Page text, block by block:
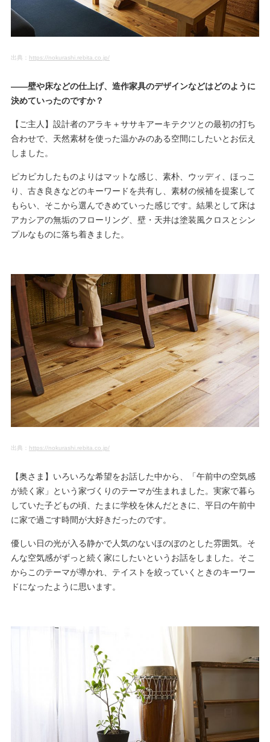
出典： https://nokurashi.rebita.co.jp/
――壁や床などの仕上げ、造作家具のデザインなどはどのように
決めていったのですか？
【ご主人】設計者のアラキ＋ササキアーキテクツとの最初の打ち
合わせで、天然素材を使った温かみのある空間にしたいとお伝え
しました。
ピカピカしたものよりはマットな感じ、素朴、ウッディ、ほっこ
り、古き良きなどのキーワードを共有し、素材の候補を提案して
もらい、そこから選んできめていった感じです。結果として床は
アカシアの無垢のフローリング、壁・天井は塗装風クロスとシン
プルなものに落ち着きました。
出典： https://nokurashi.rebita.co.jp/
【奥さま】いろいろな希望をお話した中から、「午前中の空気感
が続く家」という家づくりのテーマが生まれました。実家で暮ら
していた子どもの頃、たまに学校を休んだときに、平日の午前中
に家で過ごす時間が大好きだったのです。
優しい日の光が入る静かで人気のないほのぼのとした雰囲気。そ
んな空気感がずっと続く家にしたいというお話をしました。そこ
からこのテーマが導かれ、テイストを絞っていくときのキーワー
ドになったように思います。